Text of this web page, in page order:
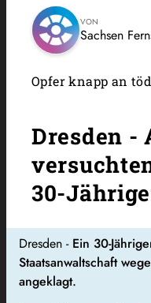
VON
Sachsen
Opfer knapp an
Dresden -
30-
Dresden - Ein 30-
Staatsanwaltschaft
angeklagt.